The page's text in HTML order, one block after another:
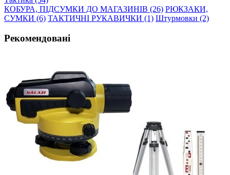
КОБУРА, ПІДСУМКИ ДО МАГАЗИНІВ (26) РЮКЗАКИ,
СУМКИ (6) ТАКТИЧНІ РУКАВИЧКИ (1) Штурмовки (2)
Рекомендовані